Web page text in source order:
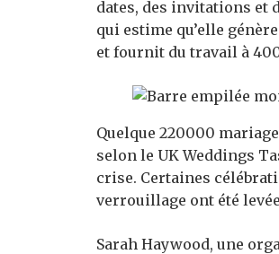
dates, des invitations et
qui estime qu’elle
et fournit du travail à
Quelque 220000
selon le UK Weddings
crise. Certaines
verrouillage ont été
Sarah Haywood, une